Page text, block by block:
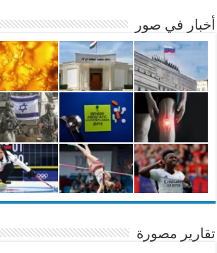
أخبار في صور
تقارير مصورة